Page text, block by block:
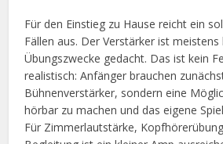
Für den Einstieg zu Hause reicht ein
Fällen aus. Der Verstärker ist
Übungszwecke gedacht. Das ist kein
realistisch: Anfänger brauchen
Bühnenverstärker, sondern eine
hörbar zu machen und das eigene
Für Zimmerlautstärke,